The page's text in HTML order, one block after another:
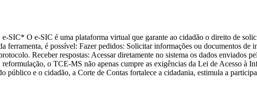
SIC* O e-SIC é uma plataforma virtual que garante ao cidadão o direito de
ferramenta, é possível: Fazer pedidos: Solicitar informações ou documentos
Receber respostas: Acessar diretamente no sistema os dados enviados
o TCE-MS não apenas cumpre as exigências da Lei de Acesso à
e o cidadão, a Corte de Contas fortalece a cidadania, estimula a